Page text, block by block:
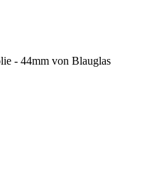
- 44mm von Blauglas